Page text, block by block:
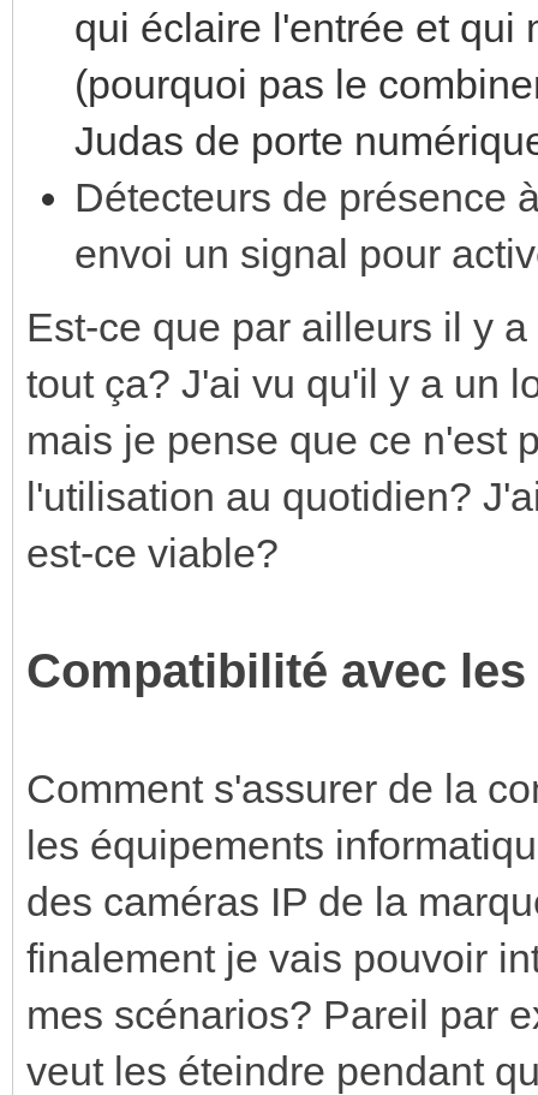
qui éclaire l'entrée et qui
(pourquoi pas le
Judas de porte
Détecteurs de présence
envoi un signal pour
Est-ce que par ailleurs il y
tout ça? J'ai vu qu'il y a un
mais je pense que ce n'est
l'utilisation au quotidien?
est-ce viable?
Compatibilité avec
Comment s'assurer de la
les équipements
des caméras IP de la
finalement je vais pouvoir
mes scénarios? Pareil par
veut les éteindre pendant